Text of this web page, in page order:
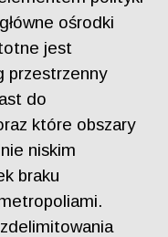
ośrodki
jest
przestrzenny
do
które obszary
niskim
braku